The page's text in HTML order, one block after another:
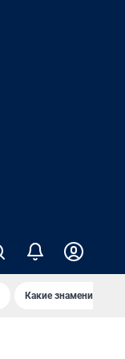
Какие знаменитости